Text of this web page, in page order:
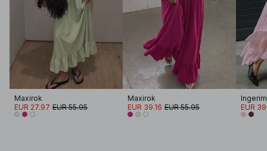
Maxirok
EUR 27.97 EUR 55.95
Maxirok
EUR 39.16 EUR 55.95 EUR